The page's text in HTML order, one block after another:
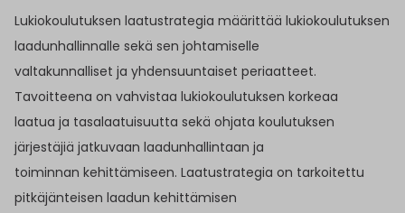
Lukiokoulutuksen laatustrategia määrittää lukiokoulutuksen
laadunhallinnalle sekä sen johtamiselle
valtakunnalliset ja yhdensuuntaiset periaatteet.
Tavoitteena on vahvistaa lukiokoulutuksen korkeaa
laatua ja tasalaatuisuutta sekä ohjata koulutuksen
järjestäjiä jatkuvaan laadunhallintaan ja
toiminnan kehittämiseen. Laatustrategia on tarkoitettu
pitkäjänteisen laadun kehittämisen